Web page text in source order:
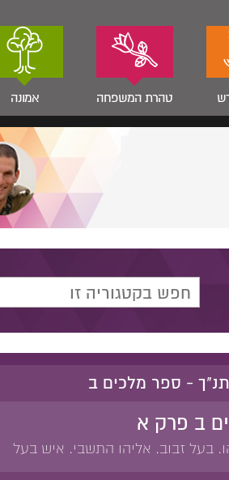
טהרת המשפחה אמונה
- ספר מלכים ב
ב פרק א
בעל זבוב. אליהו התשבי. איש בעל